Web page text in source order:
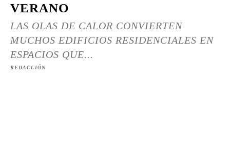
VERANO
LAS OLAS DE CALOR CONVIERTEN
MUCHOS EDIFICIOS RESIDENCIALES EN
ESPACIOS QUE...
REDACCIÓN